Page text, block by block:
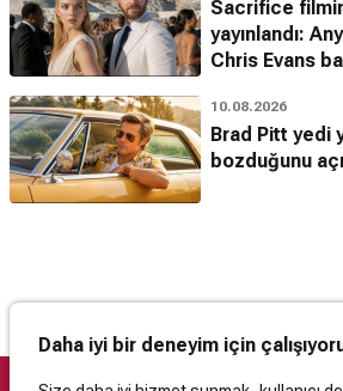
Sacrifice
yayınlandı:
Chris Evans
10.08.2026
Brad Pitt yedi
bozduğunu
Daha iyi bir deneyim için